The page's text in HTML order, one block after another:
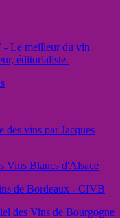
- Le meilleur du vin
éditorialiste.
vins par Jacques
Vins Blancs d'Alsace
de Bordeaux - CIVB
des Vins de Bourgogne